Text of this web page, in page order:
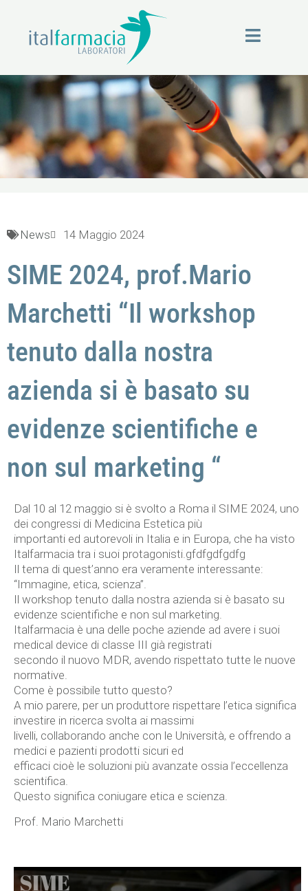
contenuto
News 14 Maggio 2024
SIME 2024, prof.Mario
Marchetti “Il workshop
tenuto dalla nostra
azienda si è basato su
evidenze scientifiche e
non sul marketing “
Dal 10 al 12 maggio si è svolto a Roma il SIME 2024, uno
dei congressi di Medicina Estetica più
importanti ed autorevoli in Italia e in Europa, che ha visto
Italfarmacia tra i suoi protagonisti.gfdfgdfgdfg
Il tema di quest’anno era veramente interessante:
“Immagine, etica, scienza”.
Il workshop tenuto dalla nostra azienda si è basato su
evidenze scientifiche e non sul marketing.
Italfarmacia è una delle poche aziende ad avere i suoi
medical device di classe III già registrati
secondo il nuovo MDR, avendo rispettato tutte le nuove
normative.
Come è possibile tutto questo?
A mio parere, per un produttore rispettare l’etica significa
investire in ricerca svolta ai massimi
livelli, collaborando anche con le Università, e offrendo a
medici e pazienti prodotti sicuri ed
efficaci cioè le soluzioni più avanzate ossia l’eccellenza
scientifica.
Questo significa coniugare etica e scienza.
Prof. Mario Marchetti